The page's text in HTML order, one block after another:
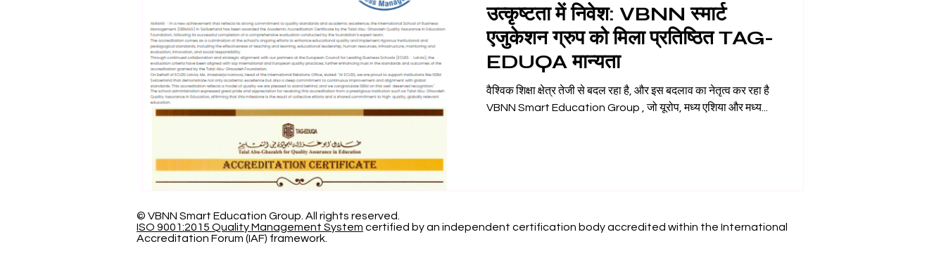
उत्कृष्टता में निवेश: VBNN स्मार्ट
एजुकेशन ग्रुप को मिला प्रतिष्ठित TAG-
EDUQA मान्यता
वैश्विक शिक्षा क्षेत्र तेजी से बदल रहा है, और इस बदलाव का नेतृत्व कर रहा है
VBNN Smart Education Group , जो यूरोप, मध्य एशिया और मध्य...
© VBNN Smart Education Group. All rights reserved.
ISO 9001:2015 Quality Management System certified by an independent certification body accredited within the International
Accreditation Forum (IAF) framework.